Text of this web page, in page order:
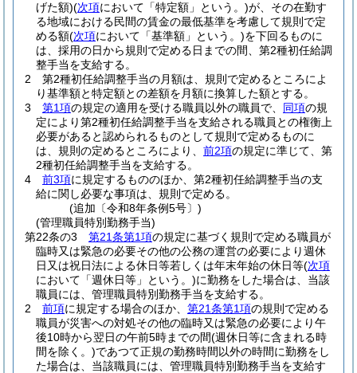
げた額)(次項において「特定額」という。)が、その在勤す
る地域における民間の賃金の最低基準を考慮して規則で定
める額(次項において「基準額」という。)を下回るものに
は、採用の日から規則で定める日までの間、第2種初任給調
整手当を支給する。
2
第2種初任給調整手当の月額は、規則で定めるところによ
り基準額と特定額との差額を月額に換算した額とする。
3
第1項の規定の適用を受ける職員以外の職員で、 同項の規
定により第2種初任給調整手当を支給される職員との権衡上
必要があると認められるものとして規則で定めるものに
は、規則の定めるところにより、 前2項の規定に準じて、第
2種初任給調整手当を支給する。
4
前3項に規定するもののほか、第2種初任給調整手当の支
給に関し必要な事項は、規則で定める。
(追加〔令和8年条例5号〕)
(管理職員特別勤務手当)
第22条の3
第21条第1項の規定に基づく規則で定める職員が
臨時又は緊急の必要その他の公務の運営の必要により週休
日又は祝日法による休日等若しくは年末年始の休日等(次項
において「週休日等」という。)に勤務をした場合は、当該
職員には、管理職員特別勤務手当を支給する。
2
前項に規定する場合のほか、 第21条第1項の規則で定める
職員が災害への対処その他の臨時又は緊急の必要により午
後10時から翌日の午前5時までの間(週休日等に含まれる時
間を除く。)であつて正規の勤務時間以外の時間に勤務をし
た場合は、当該職員には、管理職員特別勤務手当を支給す